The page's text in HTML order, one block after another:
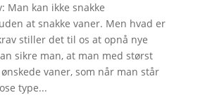
Man kan ikke snakke
at snakke vaner. Men hvad er
stiller det til os at opnå nye
sikre man, at man med størst
vaner, som når man står
type...